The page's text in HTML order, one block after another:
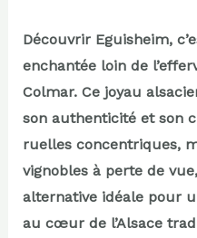
Découvrir Eguisheim,
enchantée loin de
Colmar. Ce joyau
son authenticité et son
ruelles concentriques,
vignobles à perte de
alternative idéale pour
au cœur de l’Alsace